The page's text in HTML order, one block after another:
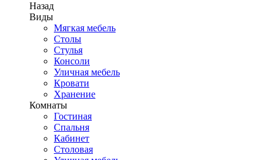
Назад
Виды
Мягкая мебель
Столы
Стулья
Консоли
Уличная мебель
Кровати
Хранение
Комнаты
Гостиная
Спальня
Кабинет
Столовая